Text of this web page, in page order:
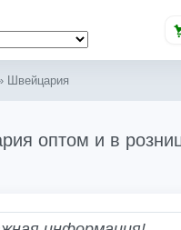
Швейцария
оптом и в